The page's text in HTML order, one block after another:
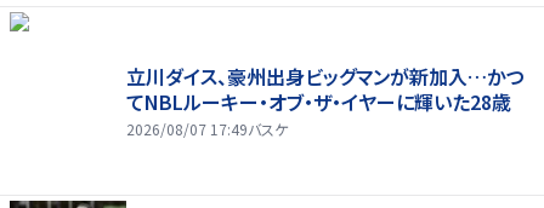
立川ダイス、豪州出身ビッグマンが新加入…かつ
てNBLルーキー・オブ・ザ・イヤーに輝いた28歳
2026/08/07 17:49バスケ